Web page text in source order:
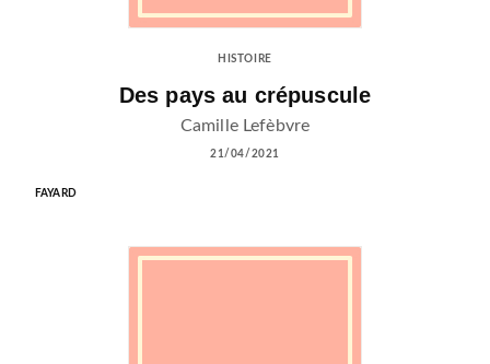
HISTOIRE
Des pays au crépuscule
Camille Lefèbvre
21/04/2021
FAYARD